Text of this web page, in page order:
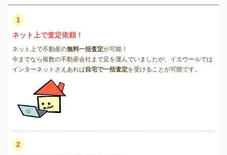
1
ネット上で査定依頼！
ネット上で不動産の無料一括査定が可能！
今までなら複数の不動産会社まで足を運んでいましたが、イエウールでは
インターネットさえあれば自宅で一括査定を受けることが可能です。
2